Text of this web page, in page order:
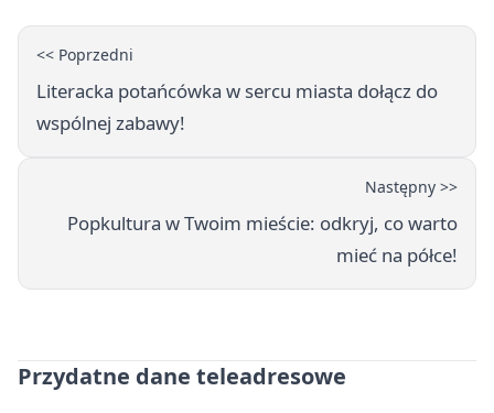
<< Poprzedni
Literacka potańcówka w sercu miasta dołącz do
wspólnej zabawy!
Następny >>
Popkultura w Twoim mieście: odkryj, co warto
mieć na półce!
Przydatne dane teleadresowe